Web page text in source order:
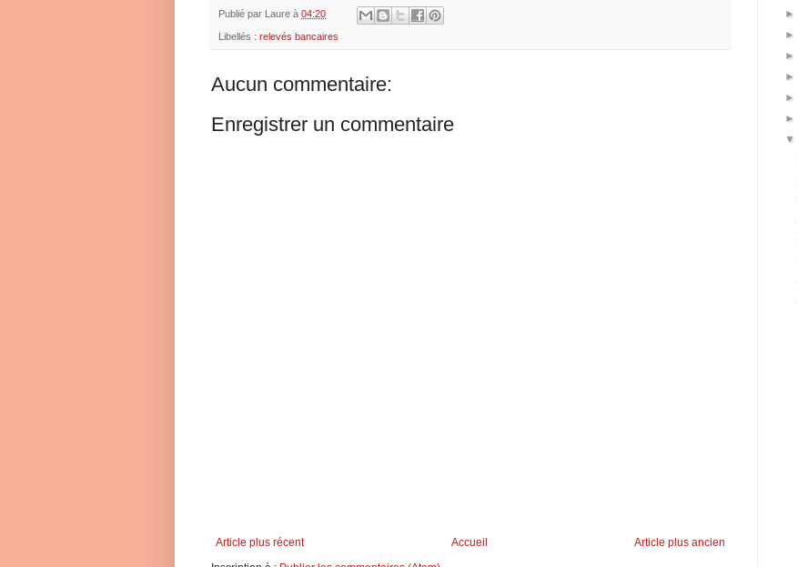
Publié par Laure à 04:20
Libellés : relevés bancaires
Aucun commentaire:
Enregistrer un commentaire
Article plus récent Article plus ancien
Accueil
►
►
►
►
►
►
▼